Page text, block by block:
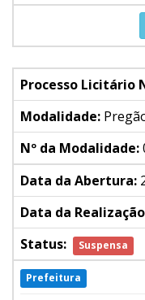
Processo Licitário
Modalidade:
Nº da Modalidade:
Data da Abertura:
Data da
Status:
Suspensa
Prefeitura